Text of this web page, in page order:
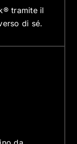
tramite il
di sé.